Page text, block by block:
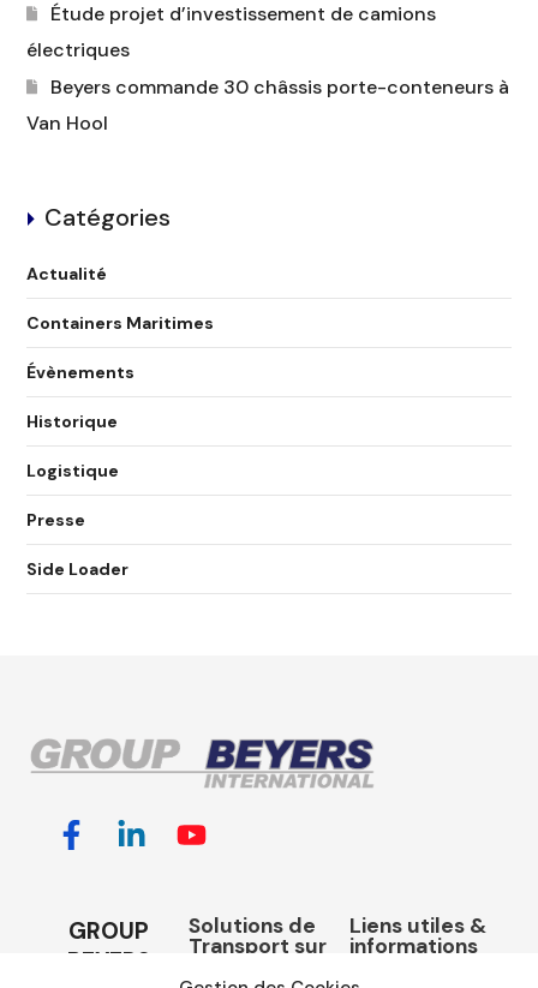
Étude projet d’investissement de camions
électriques
Beyers commande 30 châssis porte-conteneurs à
Van Hool
Catégories
Actualité
Containers Maritimes
Évènements
Historique
Logistique
Presse
Side Loader
GROUP
BEYERS
Solutions de
Transport sur
Liens utiles &
informations